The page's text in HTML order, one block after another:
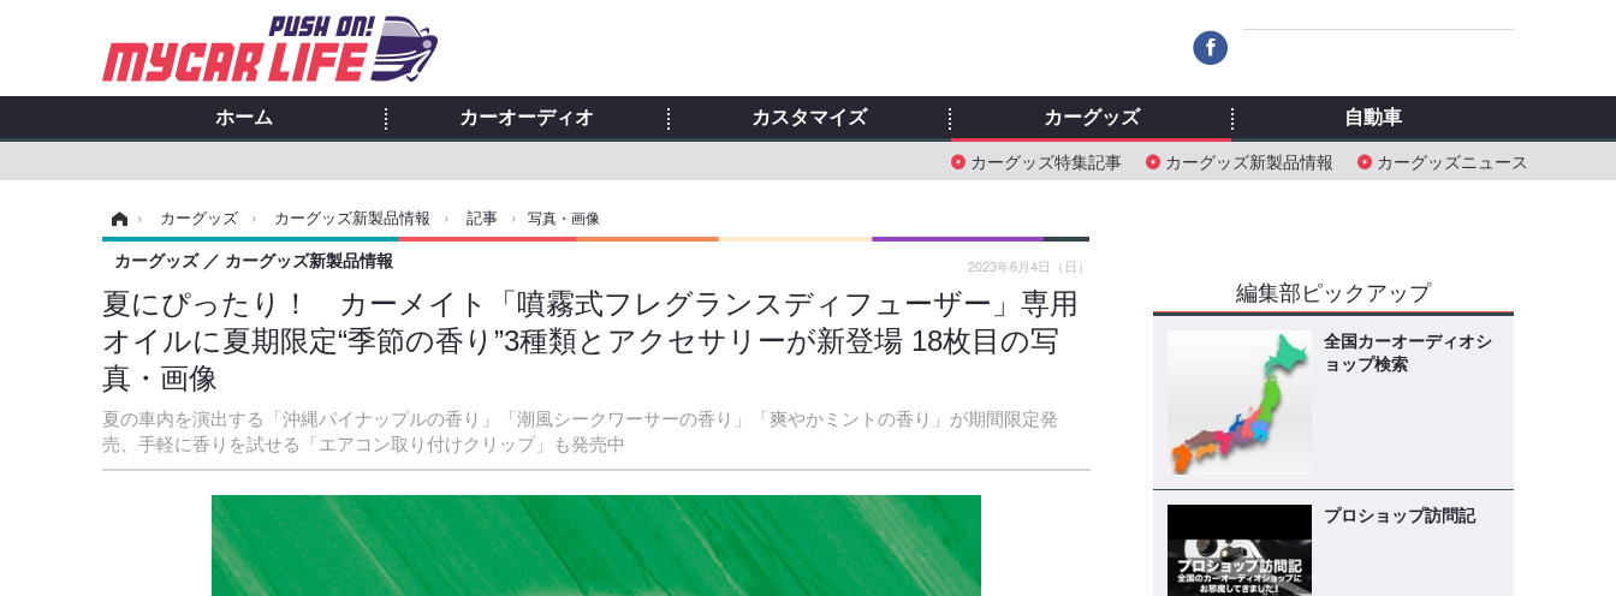
ホーム カーオーディオ カスタマイズ カーグッズ
カーグッズ特集記事 カーグッズ新製品情報 カーグッズニュース
自動車
› カーグッズ › カーグッズ新製品情報 › 記事 › 写真・画像
夏にぴったり！ カーメイト「噴霧式フレグランスディフューザー」専用
オイルに夏期限定“季節の香り”3種類とアクセサリーが新登場 18枚目の写
真・画像
夏の車内を演出する「沖縄パイナップルの香り」「潮風シークワーサーの香り」「爽やかミントの香り」が期間限定発
売、手軽に香りを試せる「エアコン取り付けクリップ」も発売中
カーグッズ カーグッズ新製品情報 2023年6月4日（日）
編集部ピックアップ
全国カーオーディオシ
ョップ検索
プロショップ訪問記